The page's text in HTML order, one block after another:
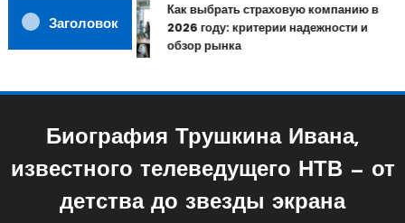
Заголовок
Как выбрать страховую компанию в
2026 году: критерии надежности и
обзор рынка
Биография Трушкина Ивана,
известного телеведущего НТВ — от
детства до звезды экрана